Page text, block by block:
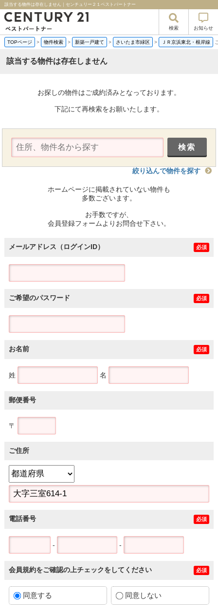
該当する物件は存在しません｜センチュリー２１ベストパートナー
検索 お知らせ
TOPページ > 物件検索 > 新築一戸建て > さいたま市緑区 > ＪＲ京浜東北・根岸線
該当する物件は存在しません
お探しの物件はご成約済みとなっております。
下記にて再検索をお願いたします。
絞り込んで物件を探す
ホームページに掲載されていない物件も
多数ございます。
お手数ですが、
会員登録フォームよりお問合せ下さい。
メールアドレス（ログインID） 必須
ご希望のパスワード 必須
お名前 必須
姓 名
郵便番号
〒
ご住所
電話番号 必須
- -
会員規約をご確認の上チェックをしてください 必須
同意する 同意しない